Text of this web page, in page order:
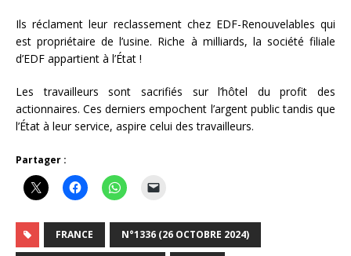
Ils réclament leur reclassement chez EDF-Renouvelables qui
est propriétaire de l’usine. Riche à milliards, la société filiale
d’EDF appartient à l’État !
Les travailleurs sont sacrifiés sur l’hôtel du profit des
actionnaires. Ces derniers empochent l’argent public tandis que
l’État à leur service, aspire celui des travailleurs.
Partager :
FRANCE N°1336 (26 OCTOBRE 2024)